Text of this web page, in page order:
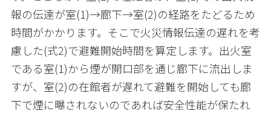
報の伝達が室(1)→廊下→室(2)の経路をたどるため
時間がかかります。そこで火災情報伝達の遅れを考
慮した(式2)で避難開始時間を算定します。出火室
である室(1)から煙が開口部を通じ廊下に流出しま
すが、室(2)の在館者が遅れて避難を開始しても廊
下で煙に曝されないのであれば安全性能が保たれ